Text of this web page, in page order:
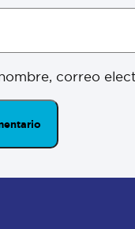
correo